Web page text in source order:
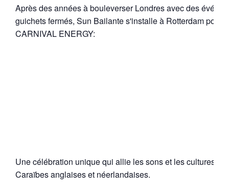
Après des années à bouleverser Londres avec des
guichets fermés, Sun Bailante s'installe à Rotterdam pour
CARNIVAL ENERGY:
Une célébration unique qui allie les sons et les cultures
Caraïbes anglaises et néerlandaises.